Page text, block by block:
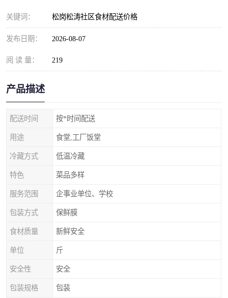
关键词： 松岗松涛社区食材配送价格
发布日期： 2026-08-07
阅 读 量： 219
产品描述
配送时间 按*时间配送
用途 食堂,工厂饭堂
冷藏方式 低温冷藏
特色 菜品多样
服务范围 企事业单位、学校
包装方式 保鲜膜
食材质量 新鲜安全
单位 斤
安全性 安全
包装规格 包装